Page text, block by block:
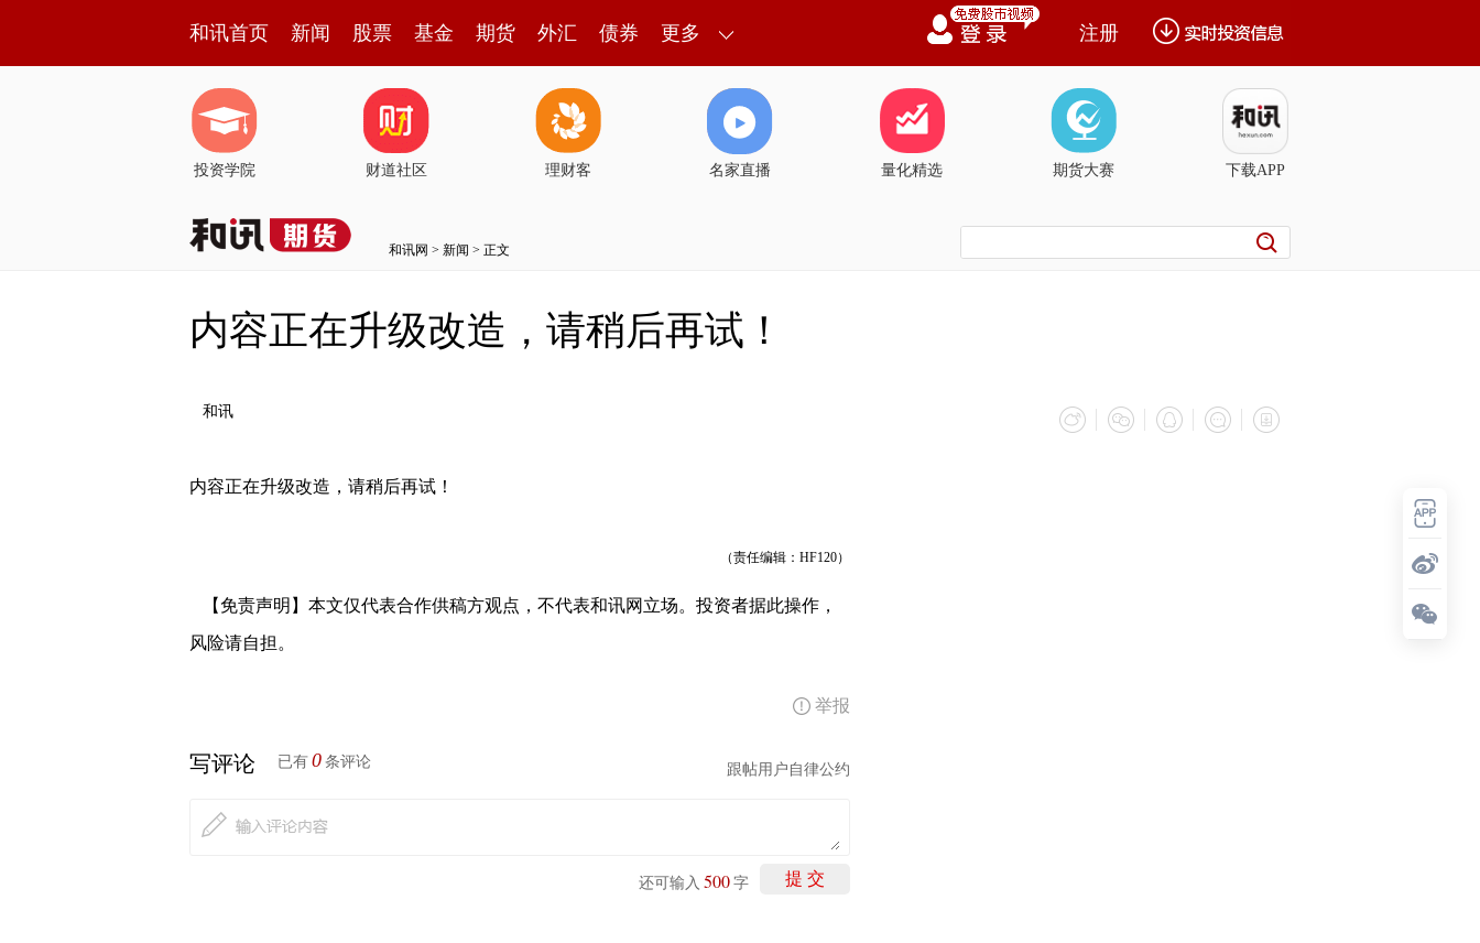
和讯首页 新闻 股票 基金 期货 外汇 债券 更多 注册
投资学院 财道社区 理财客 名家直播 量化精选 期货大赛 下载APP
和讯网 > 新闻 > 正文
内容正在升级改造，请稍后再试！
和讯
内容正在升级改造，请稍后再试！
（责任编辑：HF120）
【免责声明】本文仅代表合作供稿方观点，不代表和讯网立场。投资者据此操作，
风险请自担。
举报
写评论 已有 0 条评论 跟帖用户自律公约
提 交
还可输入 500 字